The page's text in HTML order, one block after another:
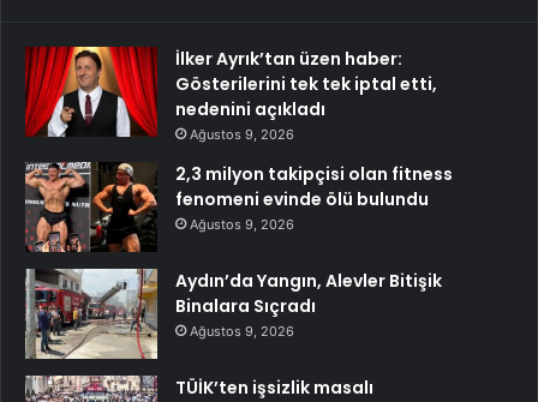
İlker Ayrık’tan üzen haber:
Gösterilerini tek tek iptal etti,
nedenini açıkladı
Ağustos 9, 2026
2,3 milyon takipçisi olan fitness
fenomeni evinde ölü bulundu
Ağustos 9, 2026
Aydın’da Yangın, Alevler Bitişik
Binalara Sıçradı
Ağustos 9, 2026
TÜİK’ten işsizlik masalı